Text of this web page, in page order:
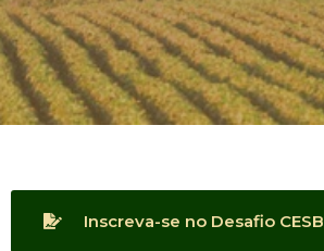
Inscreva-se no Desafio CESB